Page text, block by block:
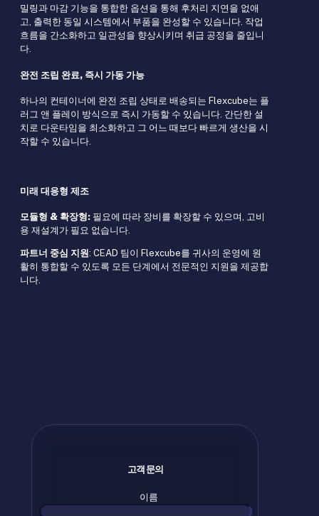
밀링과 마감 기능을 통합한 옵션을 통해 후처리 지연을 없애
고, 출력한 동일 시스템에서 부품을 완성할 수 있습니다. 작업
흐름을 간소화하고 일관성을 향상시키며 취급 공정을 줄입니
다.
완전 조립 완료, 즉시 가동 가능
하나의 컨테이너에 완전 조립 상태로 배송되는 Flexcube는 플
러그 앤 플레이 방식으로 즉시 가동할 수 있습니다. 간단한 설
치로 다운타임을 최소화하고 그 어느 때보다 빠르게 생산을 시
작할 수 있습니다.
미래 대응형 제조
모듈형 & 확장형: 필요에 따라 장비를 확장할 수 있으며, 고비
용 재설계가 필요 없습니다.
파트너 중심 지원: CEAD 팀이 Flexcube를 귀사의 운영에 원
활히 통합할 수 있도록 모든 단계에서 전문적인 지원을 제공합
니다.
고객 문의
이름